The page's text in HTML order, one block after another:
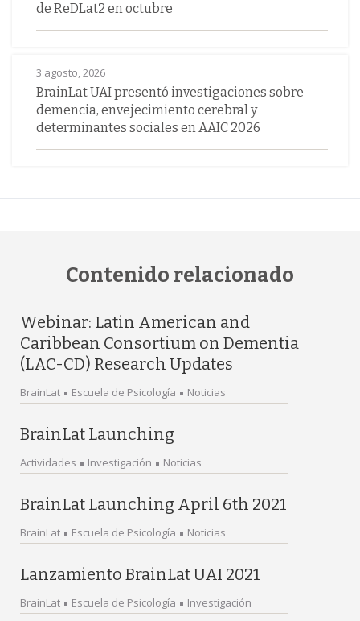
de ReDLat2 en octubre
3 agosto, 2026
BrainLat UAI presentó investigaciones sobre
demencia, envejecimiento cerebral y
determinantes sociales en AAIC 2026
Contenido relacionado
Webinar: Latin American and
Caribbean Consortium on Dementia
(LAC-CD) Research Updates
BrainLat Escuela de Psicología Noticias
BrainLat Launching
Actividades Investigación Noticias
BrainLat Launching April 6th 2021
BrainLat Escuela de Psicología Noticias
Lanzamiento BrainLat UAI 2021
BrainLat Escuela de Psicología Investigación